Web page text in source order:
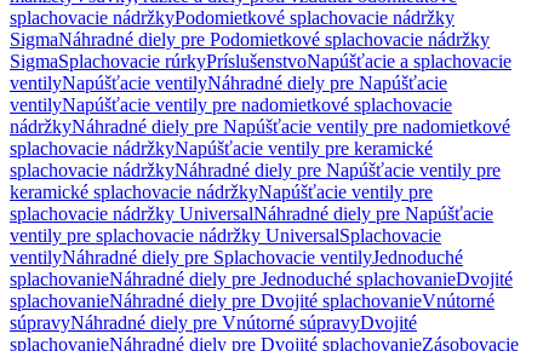
splachovacie nádržkyPodomietkové splachovacie nádržky
SigmaNáhradné diely pre Podomietkové splachovacie nádržky
SigmaSplachovacie rúrkyPríslušenstvoNapúšťacie a splachovacie
ventilyNapúšťacie ventilyNáhradné diely pre Napúšťacie
ventilyNapúšťacie ventily pre nadomietkové splachovacie
nádržkyNáhradné diely pre Napúšťacie ventily pre nadomietkové
splachovacie nádržkyNapúšťacie ventily pre keramické
splachovacie nádržkyNáhradné diely pre Napúšťacie ventily pre
keramické splachovacie nádržkyNapúšťacie ventily pre
splachovacie nádržky UniversalNáhradné diely pre Napúšťacie
ventily pre splachovacie nádržky UniversalSplachovacie
ventilyNáhradné diely pre Splachovacie ventilyJednoduché
splachovanieNáhradné diely pre Jednoduché splachovanieDvojité
splachovanieNáhradné diely pre Dvojité splachovanieVnútorné
súpravyNáhradné diely pre Vnútorné súpravyDvojité
splachovanieNáhradné diely pre Dvojité splachovanieZásobovacie